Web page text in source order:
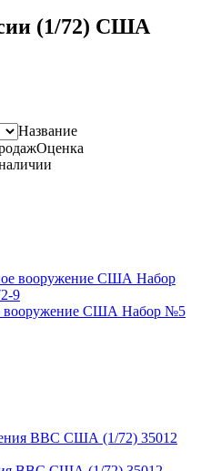
(1/72) США
Название
Оценка
вооружение США Набор №5